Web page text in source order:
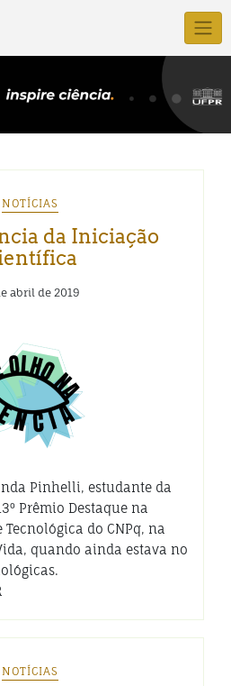
NOTÍCIAS
da Iniciação
abril de 2019
Pinhelli, estudante da
Prêmio Destaque na
do CNPq, na
quando ainda estava no
NOTÍCIAS